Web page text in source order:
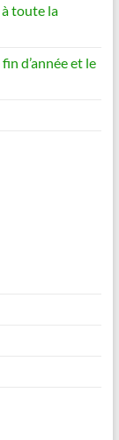
toute la
d’année et le